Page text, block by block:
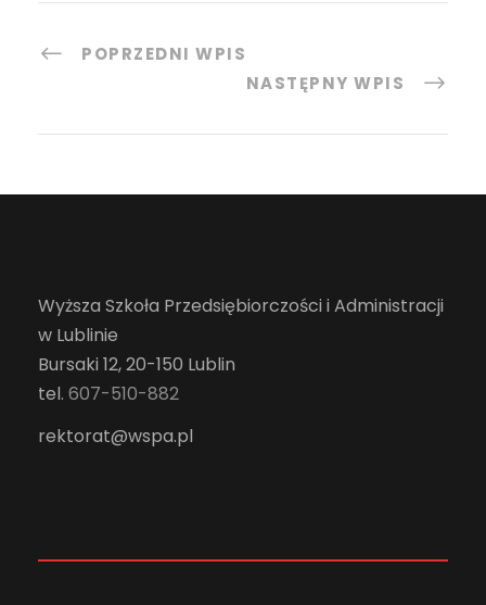
POPRZEDNI WPIS
NASTĘPNY WPIS
Wyższa Szkoła Przedsiębiorczości i Administracji
w Lublinie
Bursaki 12, 20-150 Lublin
tel. 607-510-882
rektorat@wspa.pl